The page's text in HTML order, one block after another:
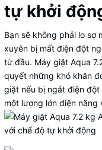
tự khởi
Bạn sẽ không phải lo sợ
xuyên bị mất điện đột
từ đầu. Máy giặt Aqua
quyết những khó khăn
giặt nếu bị ngắt điện
một lượng lớn điện